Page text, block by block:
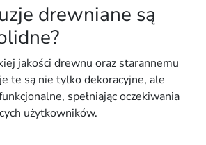
drewniane są
jakości drewnu oraz starannemu
te są nie tylko dekoracyjne, ale
, spełniając oczekiwania
użytkowników.